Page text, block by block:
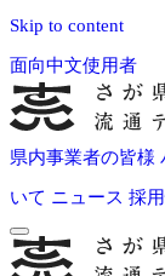
Skip to content
面向中文使用者
県内事業者の皆様
いて ニュース 採